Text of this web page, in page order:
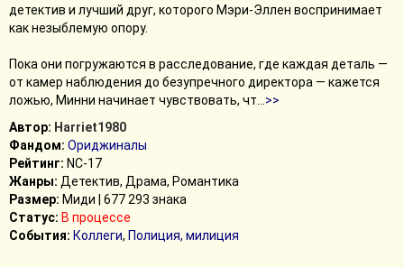
детектив и лучший друг, которого Мэри-Эллен воспринимает
как незыблемую опору.
Пока они погружаются в расследование, где каждая деталь —
от камер наблюдения до безупречного директора — кажется
ложью, Минни начинает чувствовать, чт
>>
Автор: Harriet1980
Фандом: Ориджиналы
Рейтинг: NC-17
Жанры: Детектив, Драма, Романтика
Размер: Миди | 677 293 знака
Статус: В процессе
События: Коллеги, Полиция, милиция